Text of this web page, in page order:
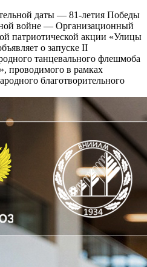
даты — 81-летия Победы
войне — Организационный
патриотической акции «Улицы
о запуске II
танцевального флешмоба
проводимого в рамках
благотворительного